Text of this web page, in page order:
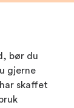
bør du
gjerne
skaffet